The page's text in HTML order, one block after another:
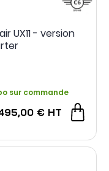
UX11 - version
sur commande
€ HT